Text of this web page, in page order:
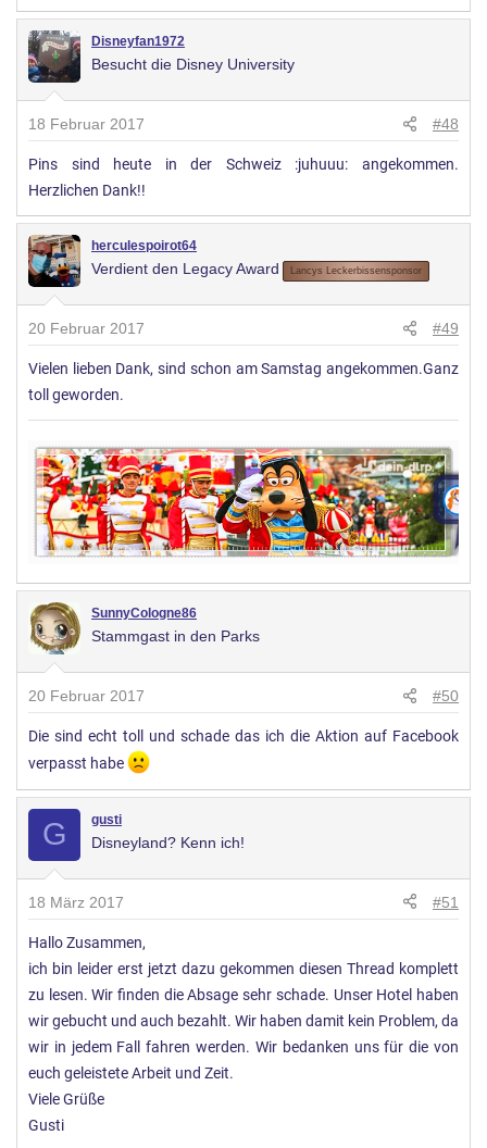
Disneyfan1972
Besucht die Disney University
18 Februar 2017 #48
Pins sind heute in der Schweiz :juhuuu: angekommen.
Herzlichen Dank!!
herculespoirot64
Verdient den Legacy Award Lancys Leckerbissensponsor
20 Februar 2017 #49
Vielen lieben Dank, sind schon am Samstag angekommen.Ganz
toll geworden.
SunnyCologne86
Stammgast in den Parks
20 Februar 2017 #50
Die sind echt toll und schade das ich die Aktion auf Facebook
verpasst habe
G gusti
Disneyland? Kenn ich!
18 März 2017 #51
Hallo Zusammen,
ich bin leider erst jetzt dazu gekommen diesen Thread komplett
zu lesen. Wir finden die Absage sehr schade. Unser Hotel haben
wir gebucht und auch bezahlt. Wir haben damit kein Problem, da
wir in jedem Fall fahren werden. Wir bedanken uns für die von
euch geleistete Arbeit und Zeit.
Viele Grüße
Gusti